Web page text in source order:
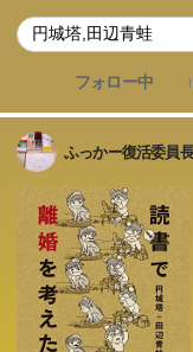
フォロー中
ふっかー復活委員長